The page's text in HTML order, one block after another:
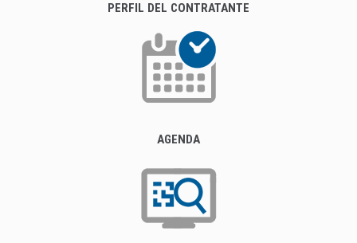
PERFIL DEL CONTRATANTE
AGENDA